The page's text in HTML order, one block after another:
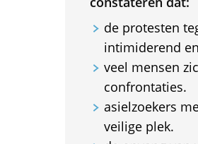
de protesten
intimiderend
veel mensen
confrontaties.
asielzoekers
veilige plek.